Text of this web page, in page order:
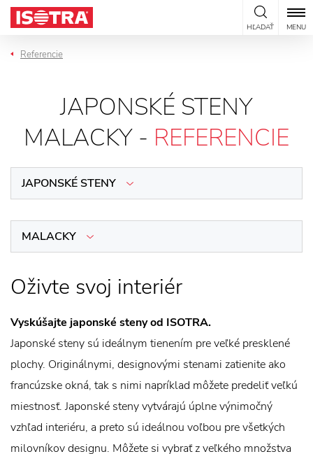
Preskočiť na obsah
HĽADAŤ MENU
Referencie
JAPONSKÉ STENY
MALACKY - REFERENCIE
JAPONSKÉ STENY
MALACKY
Oživte svoj interiér
Vyskúšajte japonské steny od ISOTRA.
Japonské steny sú ideálnym tienením pre veľké presklené
plochy. Originálnymi, designovými stenami zatienite ako
francúzske okná, tak s nimi napríklad môžete predeliť veľkú
miestnosť. Japonské steny vytvárajú úplne výnimočný
vzhľad interiéru, a preto sú ideálnou voľbou pre všetkých
milovníkov designu. Môžete si vybrať z veľkého množstva